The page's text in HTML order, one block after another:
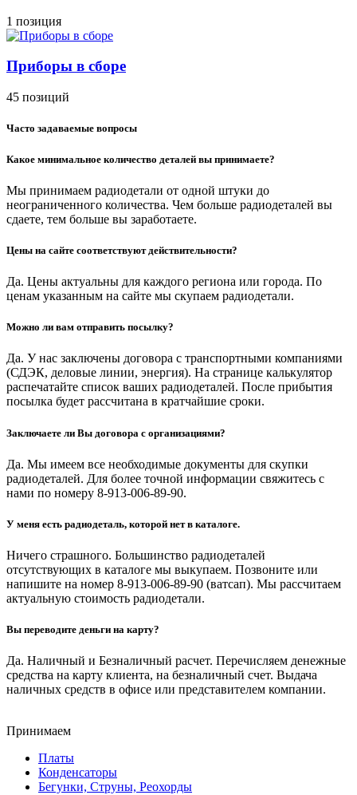
1 позиция
Приборы в сборе
45 позиций
Часто задаваемые вопросы
Какое минимальное количество деталей вы принимаете?
Мы принимаем радиодетали от одной штуки до
неограниченного количества. Чем больше радиодеталей вы
сдаете, тем больше вы заработаете.
Цены на сайте соответствуют действительности?
Да. Цены актуальны для каждого региона или города. По
ценам указанным на сайте мы скупаем радиодетали.
Можно ли вам отправить посылку?
Да. У нас заключены договора с транспортными компаниями
(СДЭК, деловые линии, энергия). На странице калькулятор
распечатайте список ваших радиодеталей. После прибытия
посылка будет рассчитана в кратчайшие сроки.
Заключаете ли Вы договора с организациями?
Да. Мы имеем все необходимые документы для скупки
радиодеталей. Для более точной информации свяжитесь с
нами по номеру 8-913-006-89-90.
У меня есть радиодеталь, которой нет в каталоге.
Ничего страшного. Большинство радиодеталей
отсутствующих в каталоге мы выкупаем. Позвоните или
напишите на номер 8-913-006-89-90 (ватсап). Мы рассчитаем
актуальную стоимость радиодетали.
Вы переводите деньги на карту?
Да. Наличный и Безналичный расчет. Перечисляем денежные
средства на карту клиента, на безналичный счет. Выдача
наличных средств в офисе или представителем компании.
Принимаем
Платы
Конденсаторы
Бегунки, Струны, Реохорды